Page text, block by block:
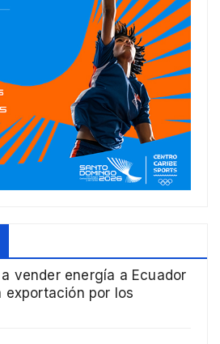
vender energía a Ecuador
exportación por los